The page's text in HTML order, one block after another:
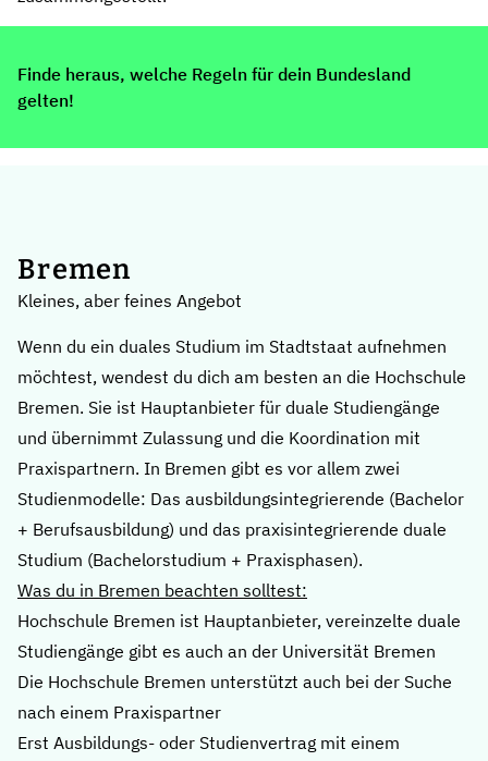
Finde heraus, welche Regeln für dein Bundesland
gelten!
Bremen
Kleines, aber feines Angebot
Wenn du ein duales Studium im Stadtstaat aufnehmen
möchtest, wendest du dich am besten an die Hochschule
Bremen. Sie ist Hauptanbieter für duale Studiengänge
und übernimmt Zulassung und die Koordination mit
Praxispartnern. In Bremen gibt es vor allem zwei
Studienmodelle: Das ausbildungsintegrierende (Bachelor
+ Berufsausbildung) und das praxisintegrierende duale
Studium (Bachelorstudium + Praxisphasen).
Was du in Bremen beachten solltest:
Hochschule Bremen ist Hauptanbieter, vereinzelte duale
Studiengänge gibt es auch an der Universität Bremen
Die Hochschule Bremen unterstützt auch bei der Suche
nach einem Praxispartner
Erst Ausbildungs- oder Studienvertrag mit einem